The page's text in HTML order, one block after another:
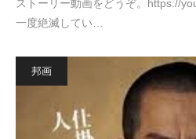
ストーリー動画をどうぞ。https://
一度絶滅してい…
邦画